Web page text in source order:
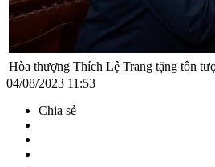
Hòa thượng Thích Lệ Trang tặng tôn
04/08/2023 11:53
Chia sẻ